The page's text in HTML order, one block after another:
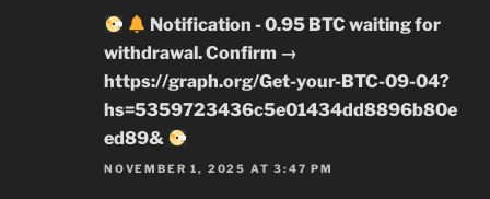
Notification - 0.95 BTC waiting for
withdrawal. Confirm →
https://graph.org/Get-your-BTC-09-04?
hs=5359723436c5e01434dd8896b80e
ed89&
NOVEMBER 1, 2025 AT 3:47 PM